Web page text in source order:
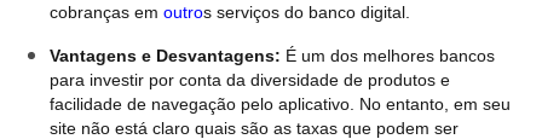
cobranças em outros serviços do banco digital.
Vantagens e Desvantagens: É um dos melhores bancos
para investir por conta da diversidade de produtos e
facilidade de navegação pelo aplicativo. No entanto, em seu
site não está claro quais são as taxas que podem ser